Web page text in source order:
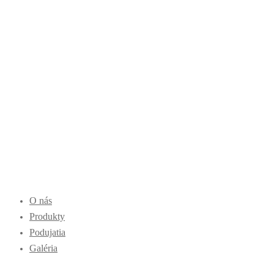
O nás
Produkty
Podujatia
Galéria